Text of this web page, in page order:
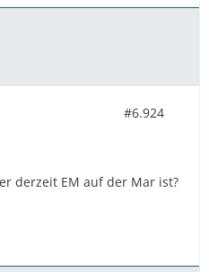
#6.924
derzeit EM auf der Mar ist?